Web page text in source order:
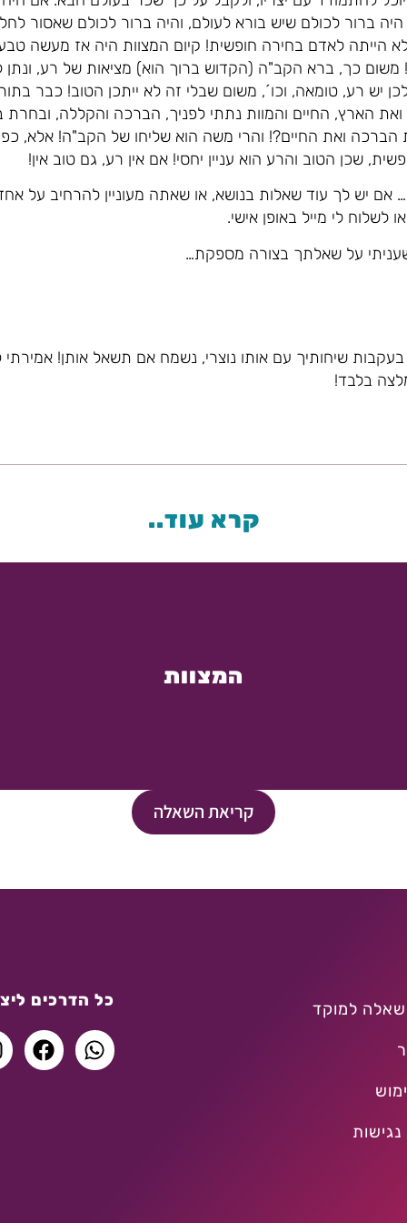
ברור לכולם שיש בורא לעולם, והיה ברור לכולם שאסור
הייתה לאדם בחירה חופשית! קיום המצוות היה אז מעשה
כך, ברא הקב"ה (הקדוש ברוך הוא) מציאות של רע,
יש רע, טומאה, וכו´, משום שבלי זה לא ייתכן הטוב! כבר
הארץ, החיים והמוות נתתי לפניך, הברכה והקללה,
ואת החיים?! והרי משה הוא שליחו של הקב"ה! אלא,
שכן הטוב והרע הוא עניין יחסי! אם אין רע, גם טוב אין!
יש לך עוד שאלות בנושא, או שאתה מעוניין להרחיב על
לי מייל באופן אישי.
על שאלתך בצורה מספקת…
שיחותיך עם אותו נוצרי, נשמח אם תשאל אותן! אמירתי
בלבד!
קרא עוד..
המצוות
קריאת השאלה
למוקד כל הדרכים